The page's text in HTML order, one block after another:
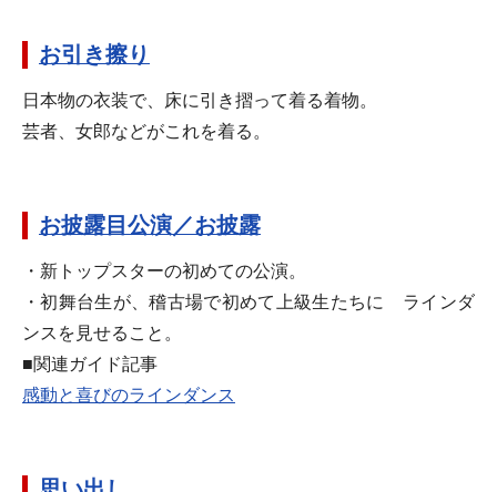
お引き擦り
日本物の衣装で、床に引き摺って着る着物。
芸者、女郎などがこれを着る。
お披露目公演／お披露
・新トップスターの初めての公演。
・初舞台生が、稽古場で初めて上級生たちに ラインダ
ンスを見せること。
■関連ガイド記事
感動と喜びのラインダンス